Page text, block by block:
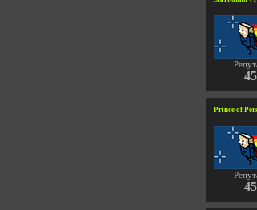
Prince of